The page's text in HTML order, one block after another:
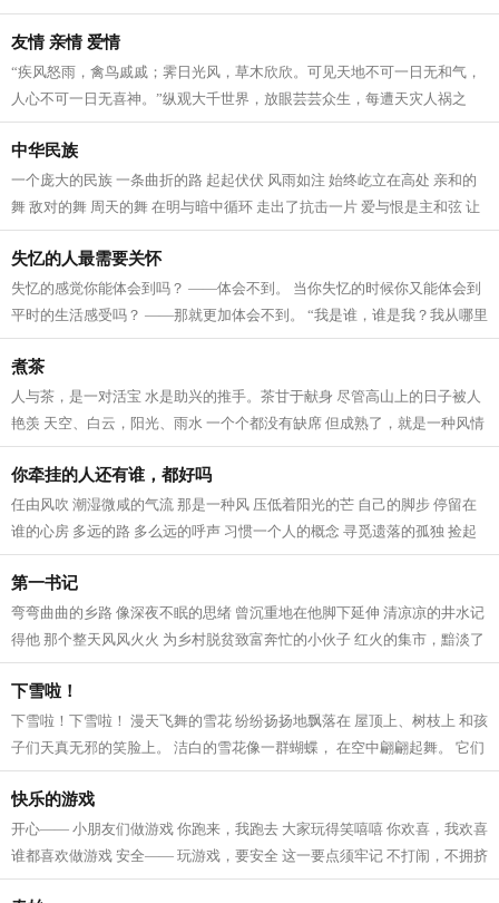
软的泥土里。南瓜野性、皮实，对土壤...
友情 亲情 爱情
“疾风怒雨，禽鸟戚戚；霁日光风，草木欣欣。可见天地不可一日无和气，
人心不可一日无喜神。”纵观大千世界，放眼芸芸众生，每遭天灾人祸之
事，每逢生命攸关之际，每遇窘境困...
中华民族
一个庞大的民族 一条曲折的路 起起伏伏 风雨如注 始终屹立在高处 亲和的
舞 敌对的舞 周天的舞 在明与暗中循环 走出了抗击一片 爱与恨是主和弦 让
铁与血成为波澜 破与立交织 信手拈...
失忆的人最需要关怀
失忆的感觉你能体会到吗？ ——体会不到。 当你失忆的时候你又能体会到
平时的生活感受吗？ ——那就更加体会不到。 “我是谁，谁是我？我从哪里
来……” 生活的许多问题总是让...
煮茶
人与茶，是一对活宝 水是助兴的推手。茶甘于献身 尽管高山上的日子被人
艳羡 天空、白云，阳光、雨水 一个个都没有缺席 但成熟了，就是一种风情
被人揉搓杀青 被高温淬炼 一点一...
你牵挂的人还有谁，都好吗
任由风吹 潮湿微咸的气流 那是一种风 压低着阳光的芒 自己的脚步 停留在
谁的心房 多远的路 多么远的呼声 习惯一个人的概念 寻觅遗落的孤独 捡起
陌生使者的低沉 刷洗心影中的声息...
第一书记
弯弯曲曲的乡路 像深夜不眠的思绪 曾沉重地在他脚下延伸 清凉凉的井水记
得他 那个整天风风火火 为乡村脱贫致富奔忙的小伙子 红火的集市，黯淡了
昔日的愁绪和叹息 一路上的牵挂...
下雪啦！
下雪啦！下雪啦！ 漫天飞舞的雪花 纷纷扬扬地飘落在 屋顶上、树枝上 和孩
子们天真无邪的笑脸上。 洁白的雪花像一群蝴蝶， 在空中翩翩起舞。 它们
是调皮捣蛋的小精灵， 把汽车藏...
快乐的游戏
开心—— 小朋友们做游戏 你跑来，我跑去 大家玩得笑嘻嘻 你欢喜，我欢喜
谁都喜欢做游戏 安全—— 玩游戏，要安全 这一要点须牢记 不打闹，不拥挤
人身安全须铭记 智慧—— 玩游...